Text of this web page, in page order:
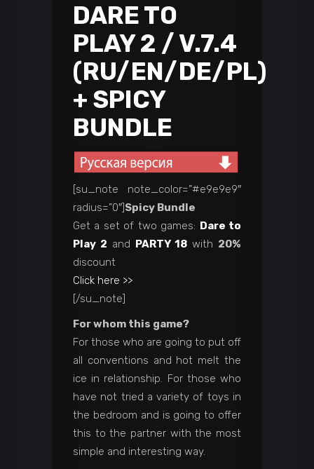
DARE TO
PLAY 2 / V.7.4
(RU/EN/DE/PL)
+ SPICY
BUNDLE
[su_note note_color=”#e9e9e9″
radius=”0″]Spicy Bundle
Get a set of two games: Dare to
Play 2 and PARTY 18 with 20%
discount
Click here >>
[/su_note]
For whom this game?
For those who are going to put off
all conventions and hot melt the
ice in relationship. For those who
have not tried a variety of toys in
the bedroom and is going to offer
this to the partner with the most
simple and interesting way.